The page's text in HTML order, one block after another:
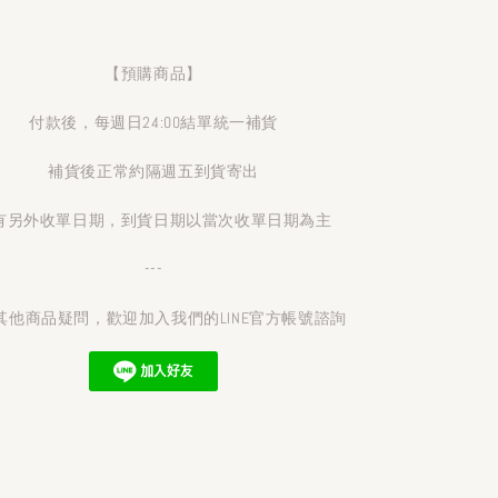
【預購商品】
付款後，每週日24:00結單統一補貨
補貨後正常約隔週五到貨寄出
另外收單日期，到貨日期以當次收單日期為主
---
他商品疑問，歡迎加入我們的LINE官方帳號諮詢